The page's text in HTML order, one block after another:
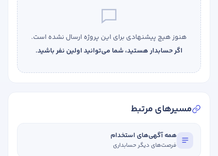
هنوز هیچ پیشنهادی برای این پروژه ارسال نشده است.
اگر حسابدار هستید، شما می‌توانید اولین نفر باشید.
مسیرهای مرتبط
همه آگهی‌های استخدام
فرصت‌های دیگر حسابداری